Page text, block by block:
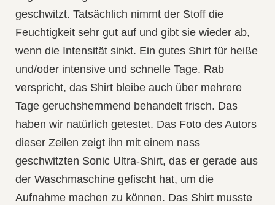
geschwitzt. Tatsächlich nimmt der Stoff die
Feuchtigkeit sehr gut auf und gibt sie wieder ab,
wenn die Intensität sinkt. Ein gutes Shirt für heiße
und/oder intensive und schnelle Tage. Rab
verspricht, das Shirt bleibe auch über mehrere
Tage geruchshemmend behandelt frisch. Das
haben wir natürlich getestet. Das Foto des Autors
dieser Zeilen zeigt ihn mit einem nass
geschwitzten Sonic Ultra‑Shirt, das er gerade aus
der Waschmaschine gefischt hat, um die
Aufnahme machen zu können. Das Shirt musste